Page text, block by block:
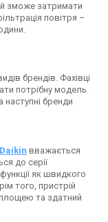
зможе затримати
повітря –
брендів. Фахівці
потрібну модель.
бренди
вважається
до серії
як швидкого
того, пристрій
та здатний